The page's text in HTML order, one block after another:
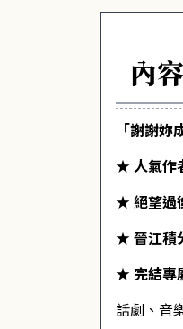
內
「謝謝妳
★ 人氣作
★ 絕望過
★ 晉江積
★ 完結專
話劇、音